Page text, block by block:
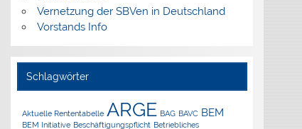
Vernetzung der SBVen in Deutschland
Vorstands Info
Schlagwörter
Aktuelle Rententabelle ARGE BAG BAVC BEM
BEM Initiative Beschäftigungspflicht Betriebliches